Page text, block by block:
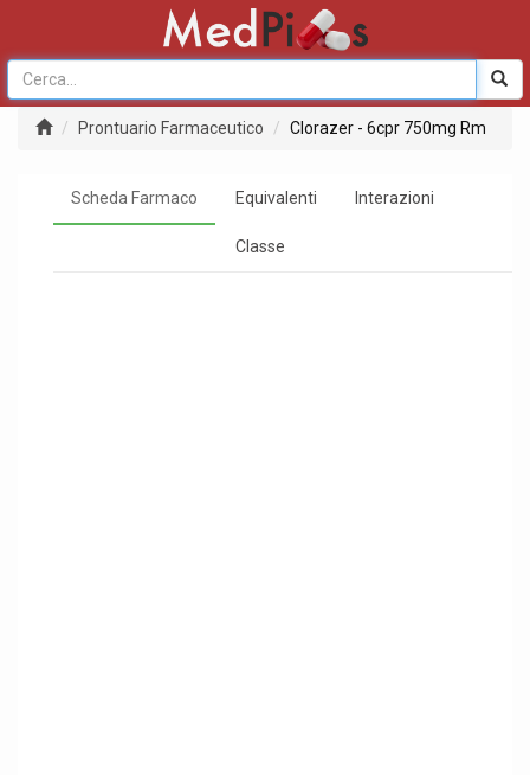
Prontuario Farmaceutico Clorazer - 6cpr 750mg Rm
Scheda Farmaco Equivalenti Interazioni
Classe